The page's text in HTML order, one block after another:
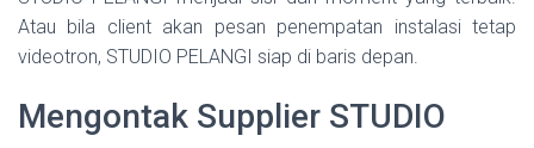
Atau bila client akan pesan penempatan instalasi tetap
videotron, STUDIO PELANGI siap di baris depan.
Mengontak Supplier STUDIO